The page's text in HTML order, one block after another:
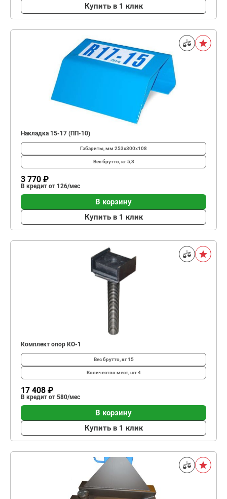
Купить в 1 клик
Накладка 15-17 (ПП-10)
Габариты, мм 253х300х108
Вес брутто, кг5,3
3 770 ₽
В кредит от 126/мес
В корзину
Купить в 1 клик
Комплект опор КО-1
Вес брутто, кг15
Количество мест, шт4
17 408 ₽
В кредит от 580/мес
В корзину
Купить в 1 клик